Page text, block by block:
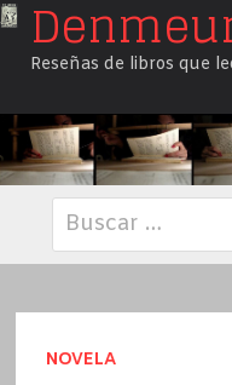
Saltar
Reseñas de libros que
Buscar:
NOVELA